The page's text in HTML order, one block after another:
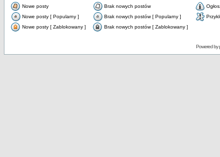
Nowe posty Brak nowych postów
Nowe posty [ Popularny ]
Brak nowych postów [ Popularny ]
Nowe posty [ Zablokowany ]
Brak nowych postów [ Zablokowany ]
Powered by